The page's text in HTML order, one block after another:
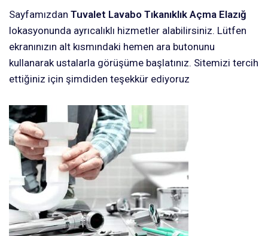
Sayfamızdan Tuvalet Lavabo Tıkanıklık Açma Elazığ
lokasyonunda ayrıcalıklı hizmetler alabilirsiniz. Lütfen
ekranınızın alt kısmındaki hemen ara butonunu
kullanarak ustalarla görüşüme başlatınız. Sitemizi tercih
ettiğiniz için şimdiden teşekkür ediyoruz